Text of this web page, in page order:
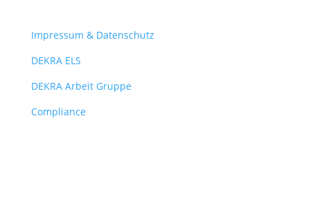
Impressum & Datenschutz
DEKRA ELS
DEKRA Arbeit Gruppe
Compliance